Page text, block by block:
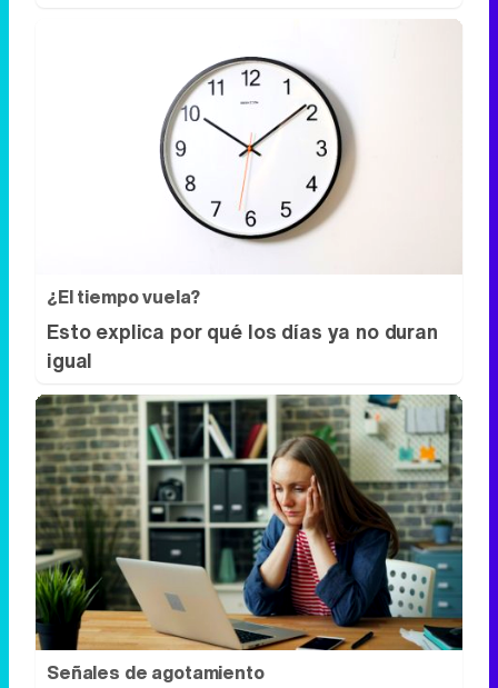
¿El tiempo vuela?
Esto explica por qué los días ya no duran
igual
Señales de agotamiento